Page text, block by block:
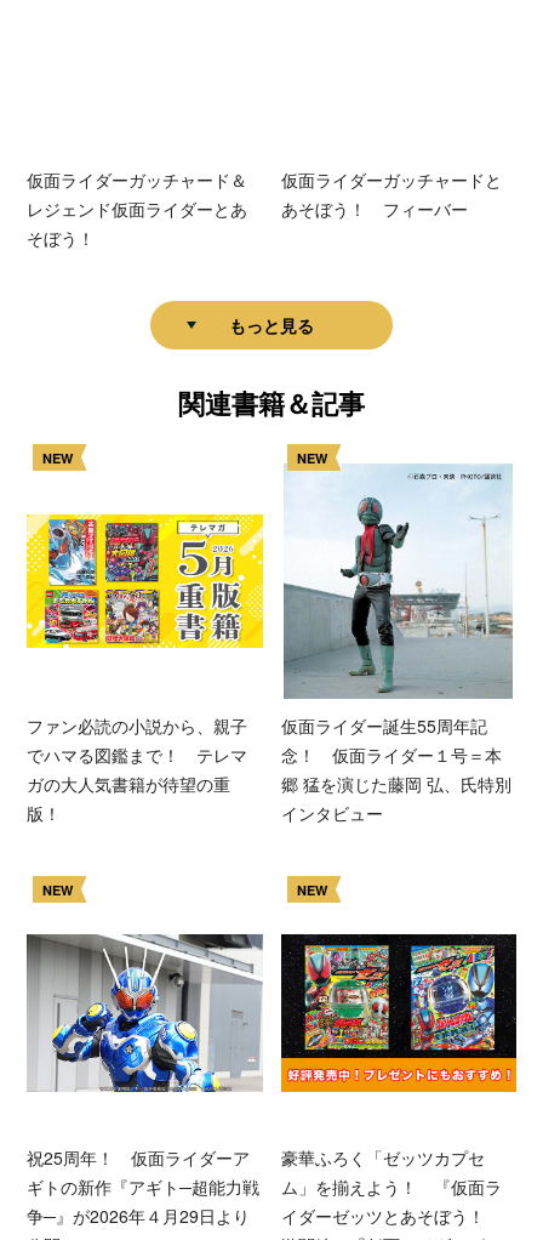
仮面ライダーガッチャード＆
レジェンド仮面ライダーとあ
そぼう！
仮面ライダーガッチャードと
あそぼう！ フィーバー
もっと見る
関連書籍＆記事
NEW
ファン必読の小説から、親子
でハマる図鑑まで！ テレマ
ガの大人気書籍が待望の重
版！
NEW
仮面ライダー誕生55周年記
念！ 仮面ライダー１号＝本
郷 猛を演じた藤岡 弘、氏特別
インタビュー
NEW
祝25周年！ 仮面ライダーア
ギトの新作『アギト─超能力戦
争─』が2026年４月29日より
NEW
豪華ふろく「ゼッツカプセ
ム」を揃えよう！ 『仮面ラ
イダーゼッツとあそぼう！